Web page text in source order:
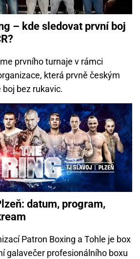
– kde sledovat první boj
prvního turnaje v rámci
která prvně českým
bez rukavic.
datum, program,
Patron Boxing a Tohle je box
galavečer profesionálního boxu